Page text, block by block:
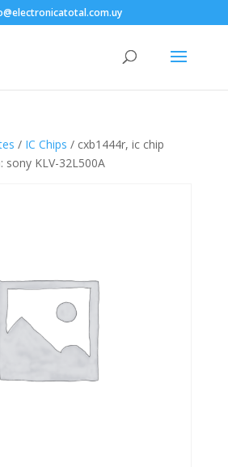
/ IC Chips / cxb1444r, ic chip
sony KLV-32L500A